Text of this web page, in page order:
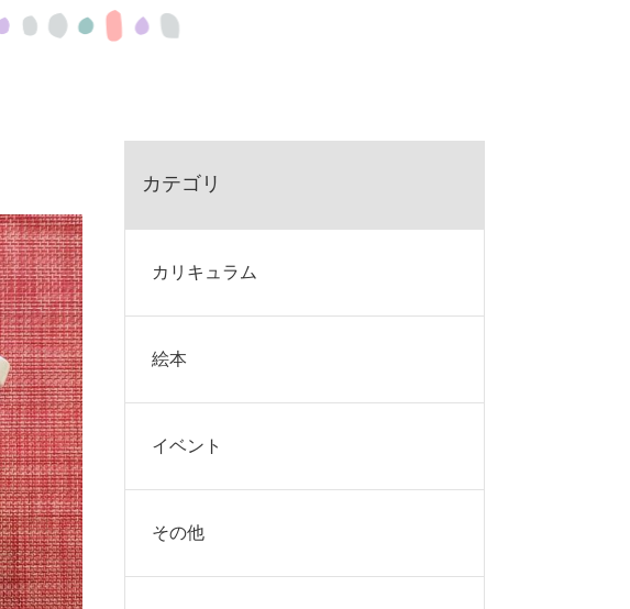
カテゴリ
カリキュラム
絵本
イベント
その他